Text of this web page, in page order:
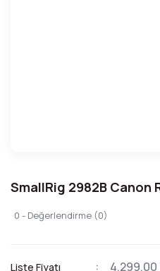
SmallRig 2982B Canon
0 - Değerlendirme (0)
Liste Fiyatı 4.299,00